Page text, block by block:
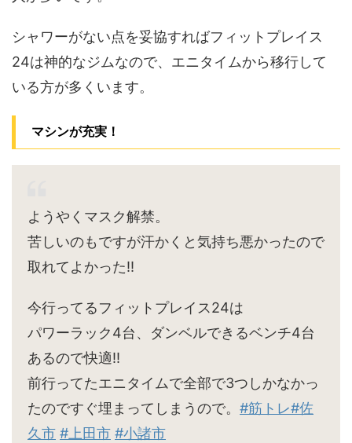
シャワーがない点を妥協すればフィットプレイス
24は神的なジムなので、エニタイムから移行して
いる方が多くいます。
マシンが充実！
ようやくマスク解禁。
苦しいのもですが汗かくと気持ち悪かったので
取れてよかった‼︎
今行ってるフィットプレイス24は
パワーラック4台、ダンベルできるベンチ4台
あるので快適‼︎
前行ってたエニタイムで全部で3つしかなかっ
たのですぐ埋まってしまうので。 #筋トレ#佐
久市 #上田市 #小諸市